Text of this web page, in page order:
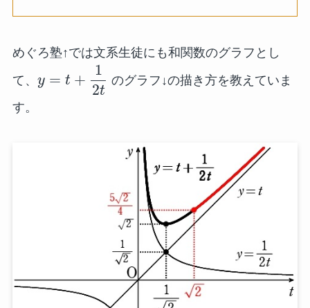
めぐろ塾↑では文系生徒にも和関数のグラフとし
て、 y = t +
1
2t
のグラフ↓の描き方を教えていま
す。